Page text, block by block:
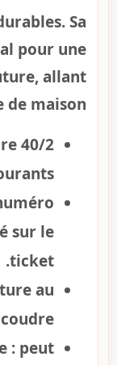
Sa
pour une
allant
maison.
40/2
sur le
ticket.
au
: peut